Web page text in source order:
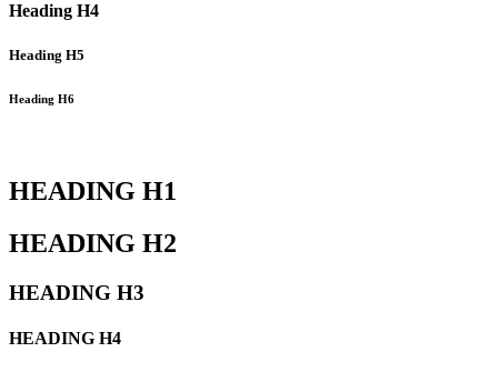
Heading H4
Heading H5
Heading H6
HEADING H1
HEADING H2
HEADING H3
HEADING H4